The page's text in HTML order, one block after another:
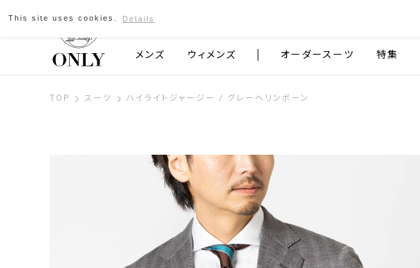
京都発のスーツブランド ONLY
メンズ ウィメンズ オーダースーツ 特集
TOP スーツ ハイライトジャージー / グレーヘリンボーン
This site uses cookies. Details